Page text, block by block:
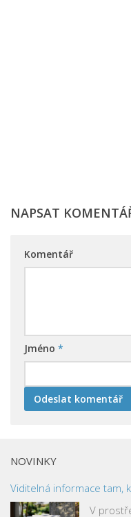
NAPSAT
Komentář
Jméno *
NOVINKY
Viditelná informace tam,
V